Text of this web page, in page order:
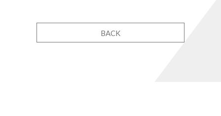
BACK